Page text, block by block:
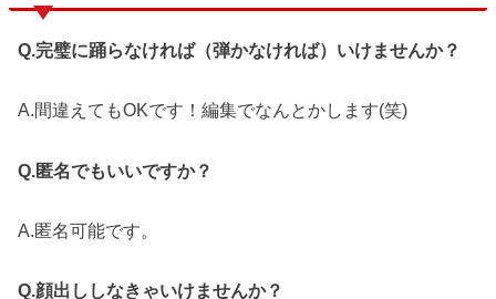
Q.完璧に踊らなければ（弾かなければ）いけませんか？
A.間違えてもOKです！編集でなんとかします(笑)
Q.匿名でもいいですか？
A.匿名可能です。
Q.顔出ししなきゃいけませんか？